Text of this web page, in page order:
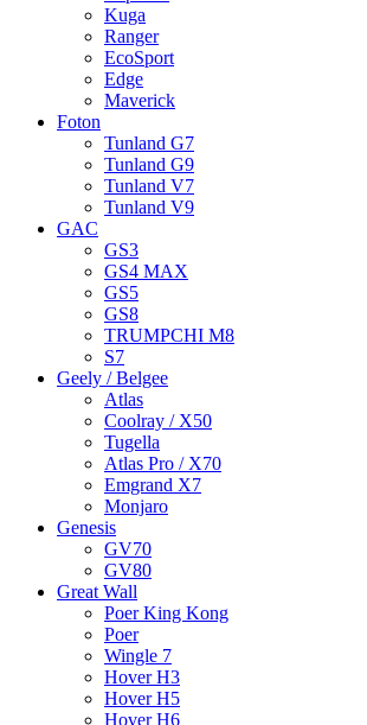
Kuga
Ranger
EcoSport
Edge
Maverick
Foton
Tunland G7
Tunland G9
Tunland V7
Tunland V9
GAC
GS3
GS4 MAX
GS5
GS8
TRUMPCHI M8
S7
Geely / Belgee
Atlas
Coolray / X50
Tugella
Atlas Pro / X70
Emgrand X7
Monjaro
Genesis
GV70
GV80
Great Wall
Poer King Kong
Poer
Wingle 7
Hover H3
Hover H5
Hover H6